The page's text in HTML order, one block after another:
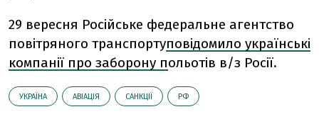
29 вересня Російське федеральне агентство
повітряного транспортуповідомило українські
компанії про заборону польотів в/з Росії.
УКРАЇНА АВІАЦІЯ САНКЦІЇ РФ